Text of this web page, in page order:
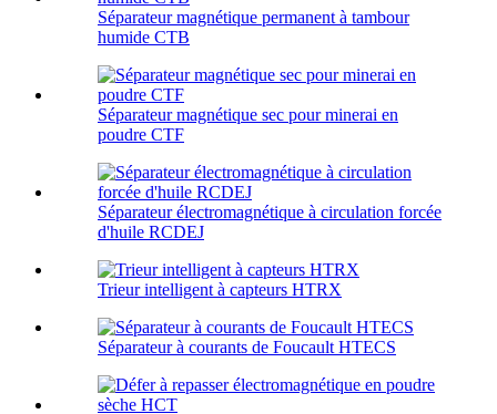
Séparateur magnétique permanent à tambour
humide CTB
Séparateur magnétique sec pour minerai en
poudre CTF
Séparateur électromagnétique à circulation forcée
d'huile RCDEJ
Trieur intelligent à capteurs HTRX
Séparateur à courants de Foucault HTECS